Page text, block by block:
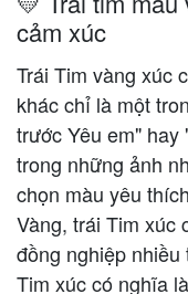
cảm xúc
Trái Tim vàng xúc
khác chỉ là một
trước Yêu em"
trong những ảnh
chọn màu yêu
Vàng, trái Tim xúc
đồng nghiệp
Tim xúc có nghĩa